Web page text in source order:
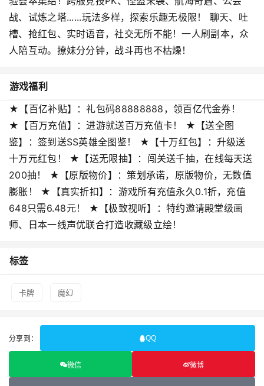
战、试炼之塔......玩法多样，探索乐趣无极限！ 聊天、吐
槽、抢红包、实时语音，社交无所不能！一人刷副本，众
人陪互动。撩妹分分钟，战斗再也不枯燥！
游戏福利
★【百亿补贴】：礼包码88888888，领百亿代金券！
★【百万充值】：进游就送百万充值卡！ ★【送全图
鉴】：签到送SS英雄全图鉴！ ★【十万红包】：升级送
十万元红包！ ★【送无限抽】：闯关送千抽，在线每天送
200抽！ ★【原版物价】：策划承诺，原版物价，无数值
膨胀！ ★【真实折扣】：游戏所有充值永久0.1折，充值
648只需6.48元！ ★【极致视听】：特约邀请殿堂级画
师、日本一线声优联合打造收藏级立绘！
标签
卡牌 魔幻
分享到： QQ
微信 微博